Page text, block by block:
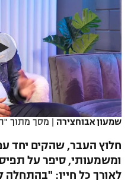
רץ ברשת
תוצאות
לוח שידורים
נבחרת ישראל
מכבי חיפה
בית"ר ירושלים
מכבי תל אביב
הפועל תל אביב
הפועל חיפה
ליגה ספרדית
ליגה איטלקית
ליגה צרפתית
ליגה הולנדית
ליגה טורקית
ליגה סינית
כדורסל נשים
מכבי תל אביב
הפועל חולון
הפועל ירושלים
דני אבדיה
יורוליג
יורוקאפ
טניס
כדוריד
כדורעף
שחייה
ג'ודו
אגרוף
שמעון אבוחצירה | מסך מתוך
חלוץ העבר, שהקים יחד
ומשמעותי, סיפר על
לאורך כל חייו: